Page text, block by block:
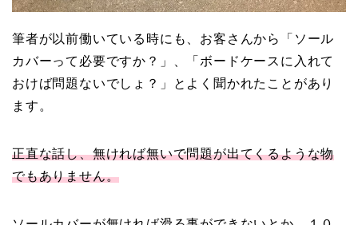
筆者が以前働いている時にも、お客さんから「ソール
カバーって必要ですか？」、「ボードケースに入れて
おけば問題ないでしょ？」とよく聞かれたことがあり
ます。
正直な話し、無ければ無いで問題が出てくるような物
でもありません。